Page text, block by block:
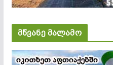
მწვანე მალამო